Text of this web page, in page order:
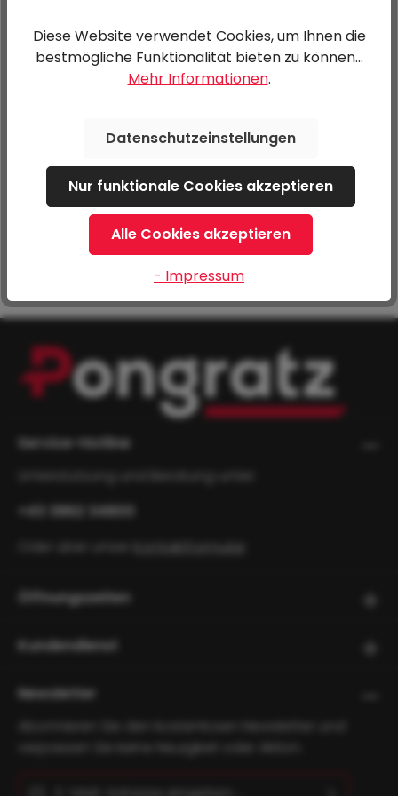
verz. Briede M10,
verz. Briede M10,
51/70 (B/H)
verz. Briede M10,
51/85 (B/H)
verz. Briede M12,
41/125 (B/H)
7,20 €*
Service-Hotline
+43 3862 34800
Kontaktformular
Öffnungszeiten
Kundendienst
Newsletter
Diese Website verwendet Cookies, um Ihnen die
bestmögliche Funktionalität bieten zu können...
Mehr Informationen.
Datenschutzeinstellungen
Nur funktionale Cookies akzeptieren
Alle Cookies akzeptieren
- Impressum